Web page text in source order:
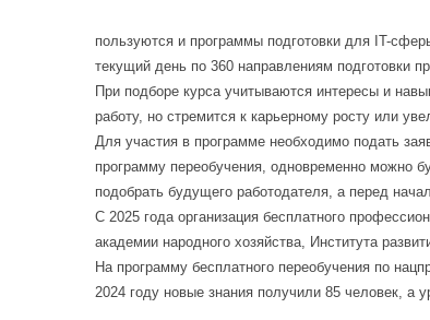
пользуются и программы подготовки для IT-
текущий день по 360 направлениям подготовки
При подборе курса учитываются интересы и
работу, но стремится к карьерному росту или
Для участия в программе необходимо подать
программу переобучения, одновременно можно
подобрать будущего работодателя, а перед
С 2025 года организация бесплатного
академии народного хозяйства, Института
На программу бесплатного переобучения по
2024 году новые знания получили 85 человек, а